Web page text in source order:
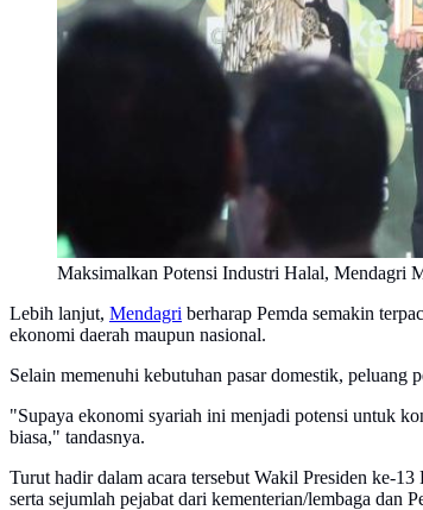
Maksimalkan Potensi Industri Halal, Mendagri
Lebih lanjut, Mendagri berharap Pemda semakin
ekonomi daerah maupun nasional.
Selain memenuhi kebutuhan pasar domestik, peluang
"Supaya ekonomi syariah ini menjadi potensi untuk
biasa," tandasnya.
Turut hadir dalam acara tersebut Wakil Presiden
serta sejumlah pejabat dari kementerian/lembaga dan